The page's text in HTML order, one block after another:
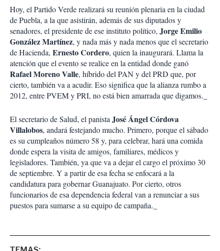
Hoy, el Partido Verde realizará su reunión plenaria en la ciudad
de Puebla, a la que asistirán, además de sus diputados y
senadores, el presidente de ese instituto político, Jorge Emilio
González Martínez, y nada más y nada menos que el secretario
de Hacienda, Ernesto Cordero, quien la inaugurará. Llama la
atención que el evento se realice en la entidad donde ganó
Rafael Moreno Valle, híbrido del PAN y del PRD que, por
cierto, también va a acudir. Eso significa que la alianza rumbo a
2012, entre PVEM y PRI, no está bien amarrada que digamos._
El secretario de Salud, el panista José Ángel Córdova
Villalobos, andará festejando mucho. Primero, porque el sábado
es su cumpleaños número 58 y, para celebrar, hará una comida
donde espera la visita de amigos, familiares, médicos y
legisladores. También, ya que va a dejar el cargo el próximo 30
de septiembre. Y a partir de esa fecha se enfocará a la
candidatura para gobernar Guanajuato. Por cierto, otros
funcionarios de esa dependencia federal van a renunciar a sus
puestos para sumarse a su equipo de campaña._